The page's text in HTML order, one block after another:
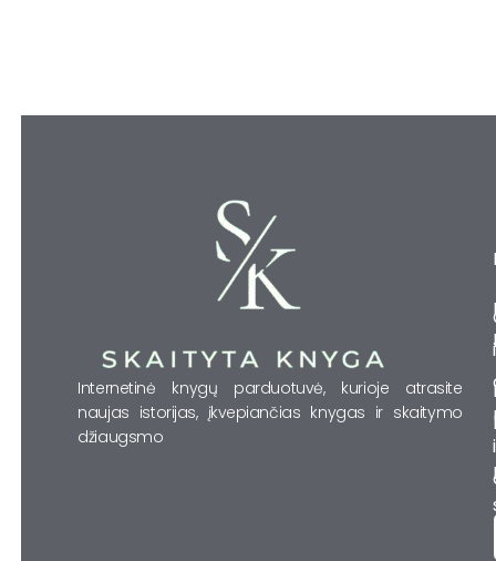
Internetinė knygų parduotuvė, kurioje atrasite
naujas istorijas, įkvepiančias knygas ir skaitymo
džiaugsmo